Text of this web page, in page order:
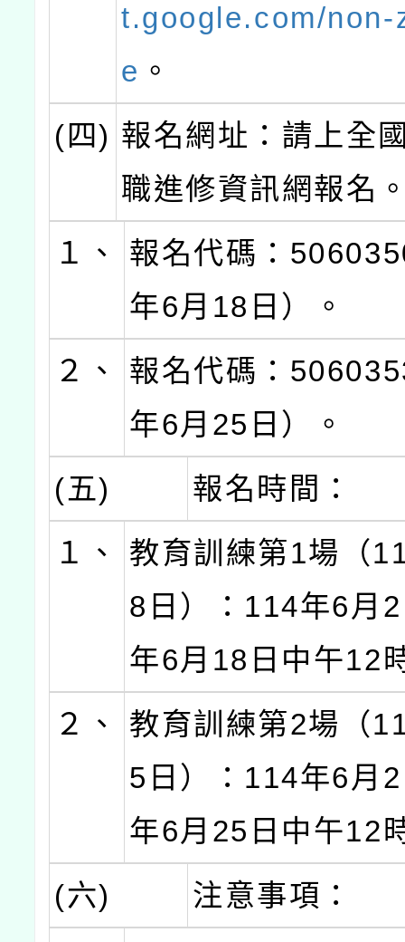
t.google.com/
e 。
(四) 報名網址：請上全
職進修資訊網報名
１、
報名代碼：
年6月18日）。
２、
報名代碼：
年6月25日）。
(五)
報名時間：
１、
教育訓練第1場（
8日）：114年6月
年6月18日中午12
２、
教育訓練第2場（
5日）：114年6月
年6月25日中午12
(六)
注意事項：